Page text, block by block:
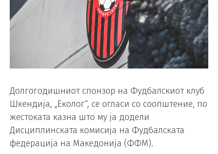
Долгогодишниот спонзор на Фудбалскиот клуб
Шкендија, „Еколог“, се огласи со соопштение, по
жестоката казна што му ја додели
Дисциплинската комисија на Фудбалската
федерација на Македонија (ФФМ).